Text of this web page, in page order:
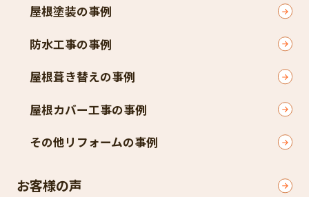
屋根塗装の事例
防水工事の事例
屋根葺き替えの事例
屋根カバー工事の事例
その他リフォームの事例
お客様の声